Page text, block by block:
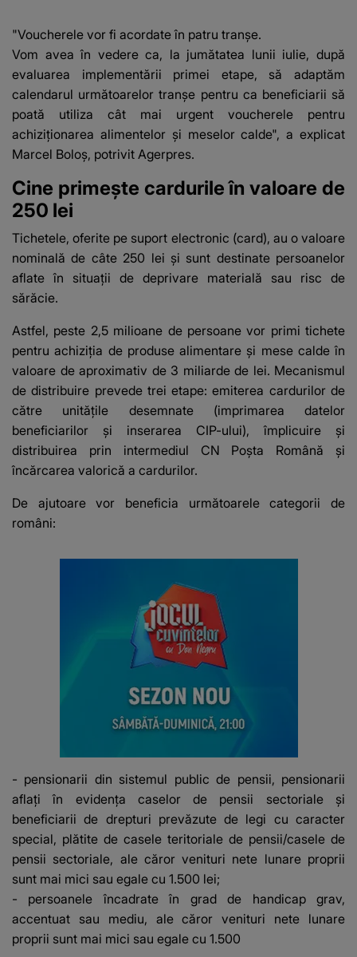
fanilor
"Voucherele vor fi acordate în patru tranşe.
Vom avea în vedere ca, la jumătatea lunii iulie, după
evaluarea implementării primei etape, să adaptăm
calendarul următoarelor tranşe pentru ca beneficiarii să
poată utiliza cât mai urgent voucherele pentru
achiziţionarea alimentelor şi meselor calde", a explicat
Marcel Boloş, potrivit Agerpres.
Cine primește cardurile în valoare de
250 lei
Tichetele, oferite pe suport electronic (card), au o valoare
nominală de câte 250 lei şi sunt destinate persoanelor
aflate în situaţii de deprivare materială sau risc de
sărăcie.
Astfel, peste 2,5 milioane de persoane vor primi tichete
pentru achiziţia de produse alimentare şi mese calde în
valoare de aproximativ de 3 miliarde de lei. Mecanismul
de distribuire prevede trei etape: emiterea cardurilor de
către unităţile desemnate (imprimarea datelor
beneficiarilor şi inserarea CIP-ului), împlicuire şi
distribuirea prin intermediul CN Poşta Română şi
încărcarea valorică a cardurilor.
De ajutoare vor beneficia următoarele categorii de
români:
- pensionarii din sistemul public de pensii, pensionarii
aflaţi în evidenţa caselor de pensii sectoriale şi
beneficiarii de drepturi prevăzute de legi cu caracter
special, plătite de casele teritoriale de pensii/casele de
pensii sectoriale, ale căror venituri nete lunare proprii
sunt mai mici sau egale cu 1.500 lei;
- persoanele încadrate în grad de handicap grav,
accentuat sau mediu, ale căror venituri nete lunare
proprii sunt mai mici sau egale cu 1.500